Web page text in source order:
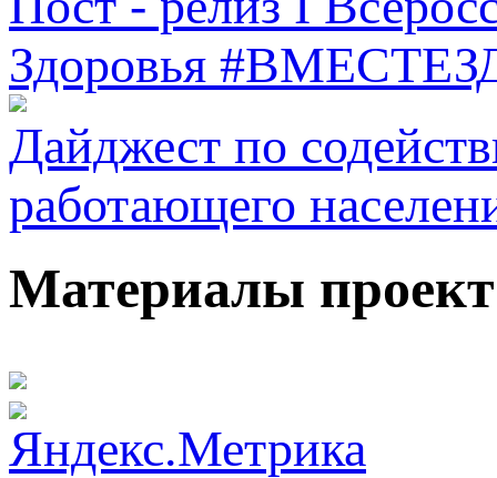
Здоровья
Дайджест по
работающего
Материалы